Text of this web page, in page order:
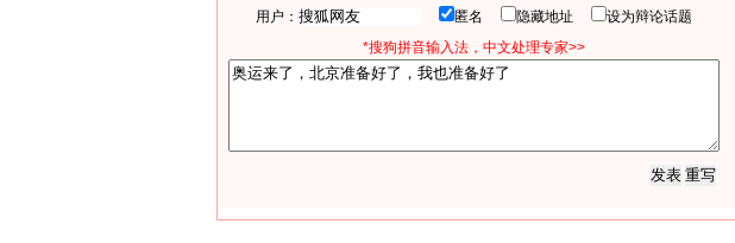
用户： 匿名 隐藏地址
设为辩论话题
*搜狗拼音输入法，中文处理专家>>